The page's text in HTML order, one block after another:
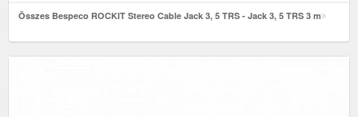
Összes Bespeco ROCKIT Stereo Cable Jack 3, 5 TRS - Jack 3, 5 TRS 3 m